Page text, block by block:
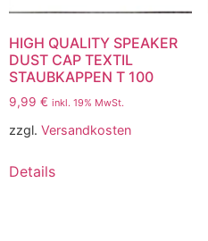
HIGH QUALITY SPEAKER
DUST CAP TEXTIL
STAUBKAPPEN T 100
9,99 € inkl. 19% MwSt.
zzgl. Versandkosten
Details